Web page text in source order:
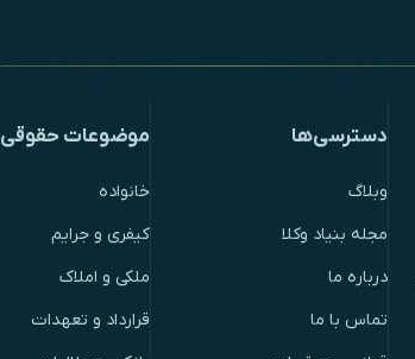
دسترسی‌ها
وبلاگ
مجله بنیاد وکلا
درباره ما
تماس با ما
موضوعات حقوقی
خانواده
کیفری و جرایم
ملکی و املاک
قرارداد و تعهدات